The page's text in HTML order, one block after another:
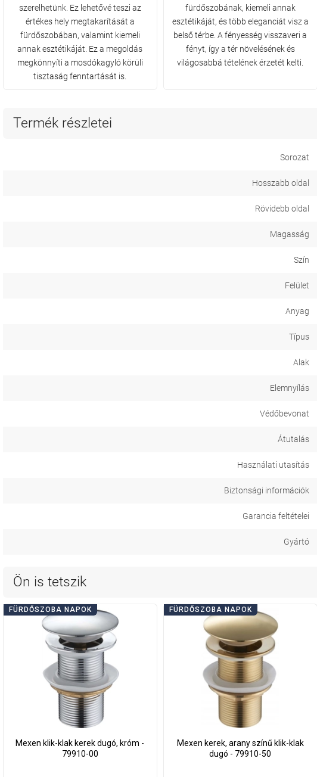
szerelhetünk. Ez lehetővé teszi az
értékes hely megtakarítását a
fürdőszobában, valamint kiemeli
annak esztétikáját. Ez a megoldás
megkönnyíti a mosdókagyló körüli
tisztaság fenntartását is.
fürdőszobának, kiemeli annak
esztétikáját, és több eleganciát visz a
belső térbe. A fényesség visszaveri a
fényt, így a tér növelésének és
világosabbá tételének érzetét kelti.
Termék részletei
Sorozat
Hosszabb oldal
Rövidebb oldal
Magasság
Szín
Felület
Anyag
Típus
Alak
Elemnyílás
Védőbevonat
Átutalás
Használati utasítás
Biztonsági információk
Garancia feltételei
Gyártó
Ön is tetszik
FÜRDŐSZOBA NAPOK
Mexen klik-klak kerek dugó, króm -
79910-00
FÜRDŐSZOBA NAPOK
Mexen kerek, arany színű klik-klak
dugó - 79910-50